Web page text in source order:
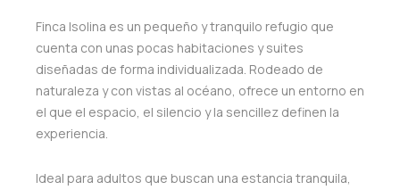
Finca Isolina es un pequeño y tranquilo refugio que
cuenta con unas pocas habitaciones y suites
diseñadas de forma individualizada. Rodeado de
naturaleza y con vistas al océano, ofrece un entorno en
el que el espacio, el silencio y la sencillez definen la
experiencia.
Ideal para adultos que buscan una estancia tranquila,